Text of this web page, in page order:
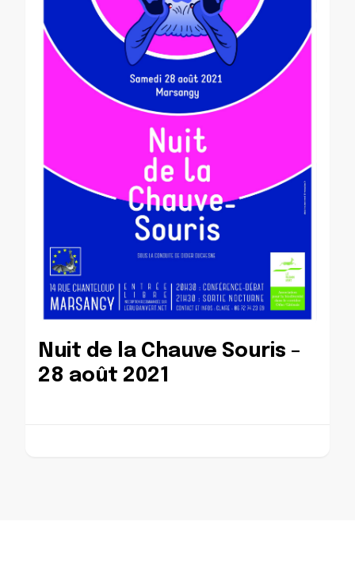
Nuit de la Chauve Souris –
28 août 2021